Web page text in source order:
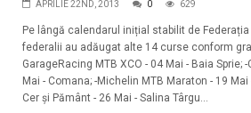
APRILIE 22ND, 2013 0 629
Pe lângă calendarul inițial stabilit de
federalii au adăugat alte 14 curse conform
GarageRacing MTB XCO - 04 Mai - Baia Sprie;
Mai - Comana; -Michelin MTB Maraton - 19
Cer şi Pământ - 26 Mai - Salina Târgu...